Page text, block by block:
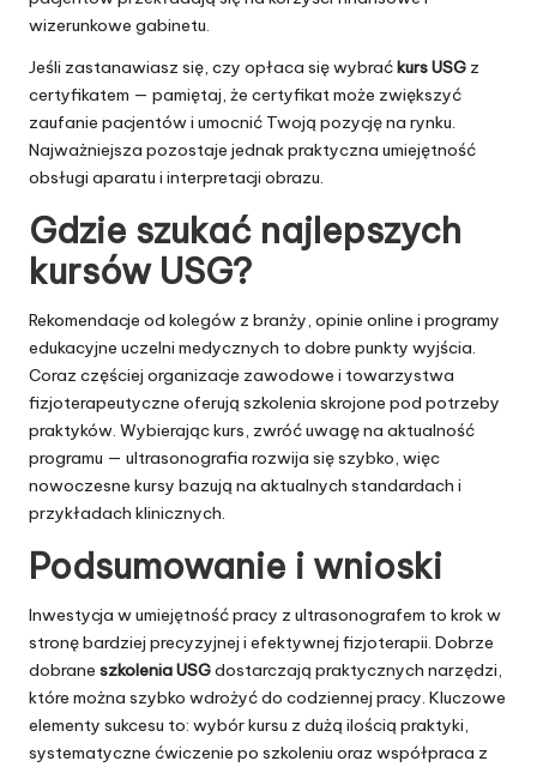
wizerunkowe gabinetu.
Jeśli zastanawiasz się, czy opłaca się wybraćkurs USG z
certyfikatem — pamiętaj, że certyfikat może zwiększyć
zaufanie pacjentów i umocnić Twoją pozycję na rynku.
Najważniejsza pozostaje jednak praktyczna umiejętność
obsługi aparatu i interpretacji obrazu.
Gdzie szukać najlepszych
kursów USG?
Rekomendacje od kolegów z branży, opinie online i programy
edukacyjne uczelni medycznych to dobre punkty wyjścia.
Coraz częściej organizacje zawodowe i towarzystwa
fizjoterapeutyczne oferują szkolenia skrojone pod potrzeby
praktyków. Wybierając kurs, zwróć uwagę na aktualność
programu — ultrasonografia rozwija się szybko, więc
nowoczesne kursy bazują na aktualnych standardach i
przykładach klinicznych.
Podsumowanie i wnioski
Inwestycja w umiejętność pracy z ultrasonografem to krok w
stronę bardziej precyzyjnej i efektywnej fizjoterapii. Dobrze
dobrane szkolenia USGdostarczają praktycznych narzędzi,
które można szybko wdrożyć do codziennej pracy. Kluczowe
elementy sukcesu to: wybór kursu z dużą ilością praktyki,
systematyczne ćwiczenie po szkoleniu oraz współpraca z